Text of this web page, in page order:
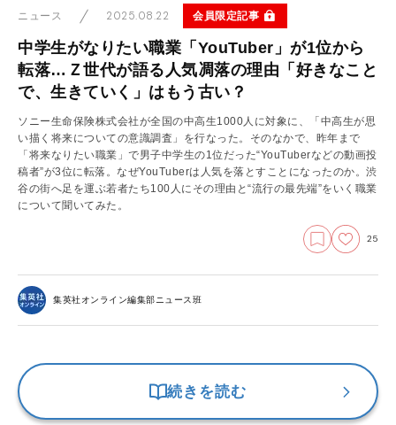
ニュース 2025.08.22 会員限定記事
中学生がなりたい職業「YouTuber」が1位から
転落…Ｚ世代が語る人気凋落の理由「好きなこと
で、生きていく」はもう古い？
ソニー生命保険株式会社が全国の中高生1000人に対象に、「中高生が思
い描く将来についての意識調査」を行なった。そのなかで、昨年まで
「将来なりたい職業」で男子中学生の1位だった“YouTuberなどの動画投
稿者”が3位に転落。なぜYouTuberは人気を落とすことになったのか。渋
谷の街へ足を運ぶ若者たち100人にその理由と“流行の最先端”をいく職業
について聞いてみた。
25
集英社オンライン編集部ニュース班
続きを読む